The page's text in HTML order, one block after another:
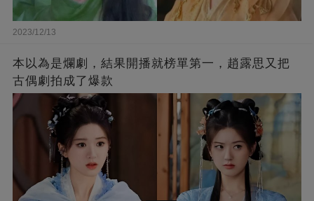
2023/12/13
本以為是爛劇，結果開播就榜單第一，趙露思又把
古偶劇拍成了爆款